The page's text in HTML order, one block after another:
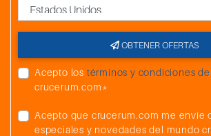
OBTENER OFERTAS
Acepto los términos y condiciones
crucerum.com*
Acepto que crucerum.com me envíe
especiales y novedades del mundo